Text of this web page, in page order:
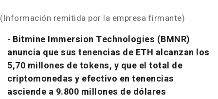
(Información remitida por la empresa firmante)
- Bitmine Immersion Technologies (BMNR)
anuncia que sus tenencias de ETH alcanzan los
5,70 millones de tokens, y que el total de
criptomonedas y efectivo en tenencias
asciende a 9.800 millones de dólares